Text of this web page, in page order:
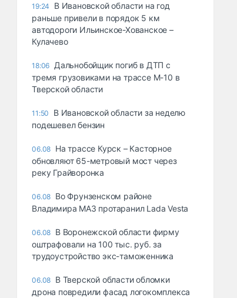
19:24
В Ивановской области на год
раньше привели в порядок 5 км
автодороги Ильинское-Хованское –
Кулачево
18:06 Дальнобойщик погиб в ДТП с
тремя грузовиками на трассе М-10 в
Тверской области
11:50
В Ивановской области за неделю
подешевел бензин
06.08 На трассе Курск – Касторное
обновляют 65-метровый мост через
реку Грайворонка
06.08 Во Фрунзенском районе
Владимира МАЗ протаранил Lada Vesta
06.08 В Воронежской области фирму
оштрафовали на 100 тыс. руб. за
трудоустройство экс-таможенника
06.08 В Тверской области обломки
дрона повредили фасад логокомплекса